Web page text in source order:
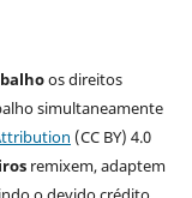
os direitos
simultaneamente
(CC BY) 4.0
remixem, adaptem